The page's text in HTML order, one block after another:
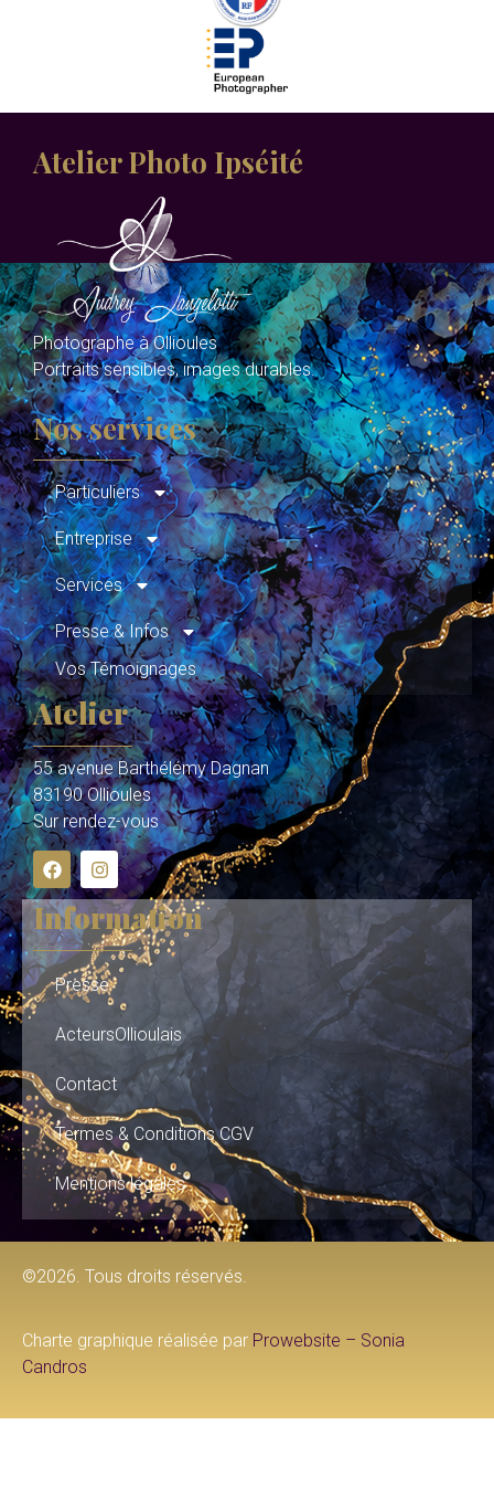
Atelier Photo Ipséité
Photographe à Ollioules
Portraits sensibles, images durables.
Nos services
Particuliers
Entreprise
Services
Presse & Infos
Vos Témoignages
Atelier
55 avenue Barthélémy Dagnan
83190 Ollioules
Sur rendez-vous
Information
Presse
ActeursOllioulais
Contact
Termes & Conditions CGV
Mentions légales
©2026. Tous droits réservés.
Charte graphique réalisée par Prowebsite – Sonia
Candros